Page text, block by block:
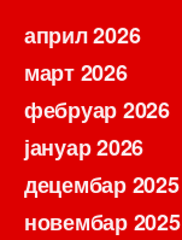
април 2026
март 2026
фебруар 2026
јануар 2026
децембар 2025
новембар 2025